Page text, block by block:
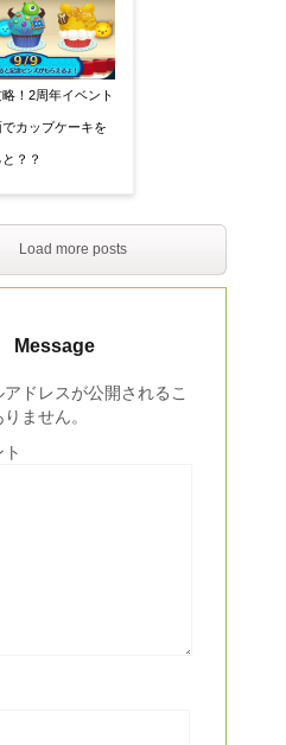
！2周年イベント
カップケーキを
？？
Load more posts
Message
アドレスが公開されるこ
ません。